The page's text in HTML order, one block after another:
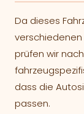
Da dieses
prüfen wir
dass die
passen.